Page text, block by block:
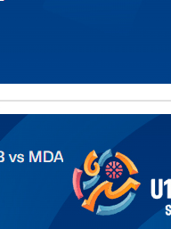
Albania vs Moldova FIBA